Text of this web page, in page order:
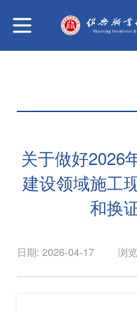
关于做好2026
建设领域施工
和换
日期: 2026-04-17 浏